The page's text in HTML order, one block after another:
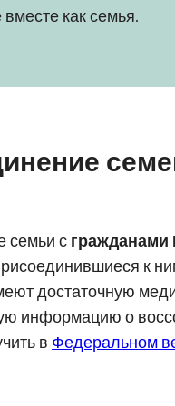
как семья.
семьи сгражданами
к
достаточную
информацию о
в Федеральном